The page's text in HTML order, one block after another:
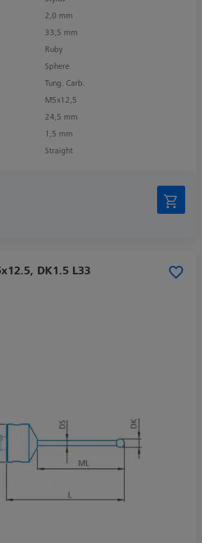
2,0 mm
33,5 mm
Ruby
Sphere
Tung. Carb.
M5x12,5
24,5 mm
1,5 mm
Straight
DK1.5 L33